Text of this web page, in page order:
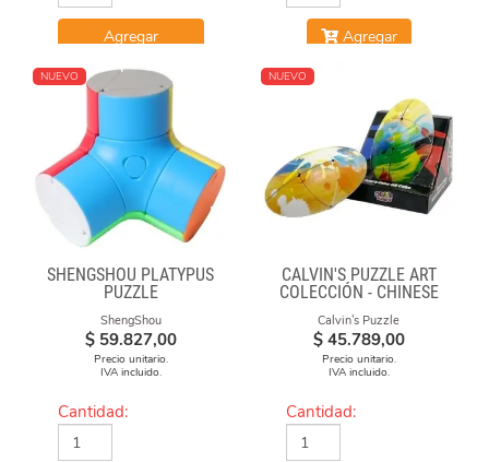
Agregar Agregar
NUEVO
SHENGSHOU PLATYPUS
PUZZLE
ShengShou
$ 59.827,00
Precio unitario.
IVA incluido.
Cantidad:
NUEVO
CALVIN'S PUZZLE ART
COLECCIÓN - CHINESE
OPERA FACE-OFF CUBE
(GRAFFITI CAMO)
Calvin's Puzzle
$ 45.789,00
Precio unitario.
IVA incluido.
Cantidad: